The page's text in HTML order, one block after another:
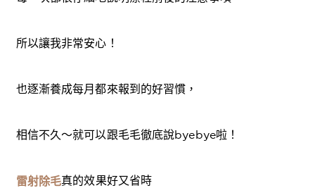
所以讓我非常安心！
也逐漸養成每月都來報到的好習慣，
相信不久～就可以跟毛毛徹底說byebye啦！
雷射除毛真的效果好又省時